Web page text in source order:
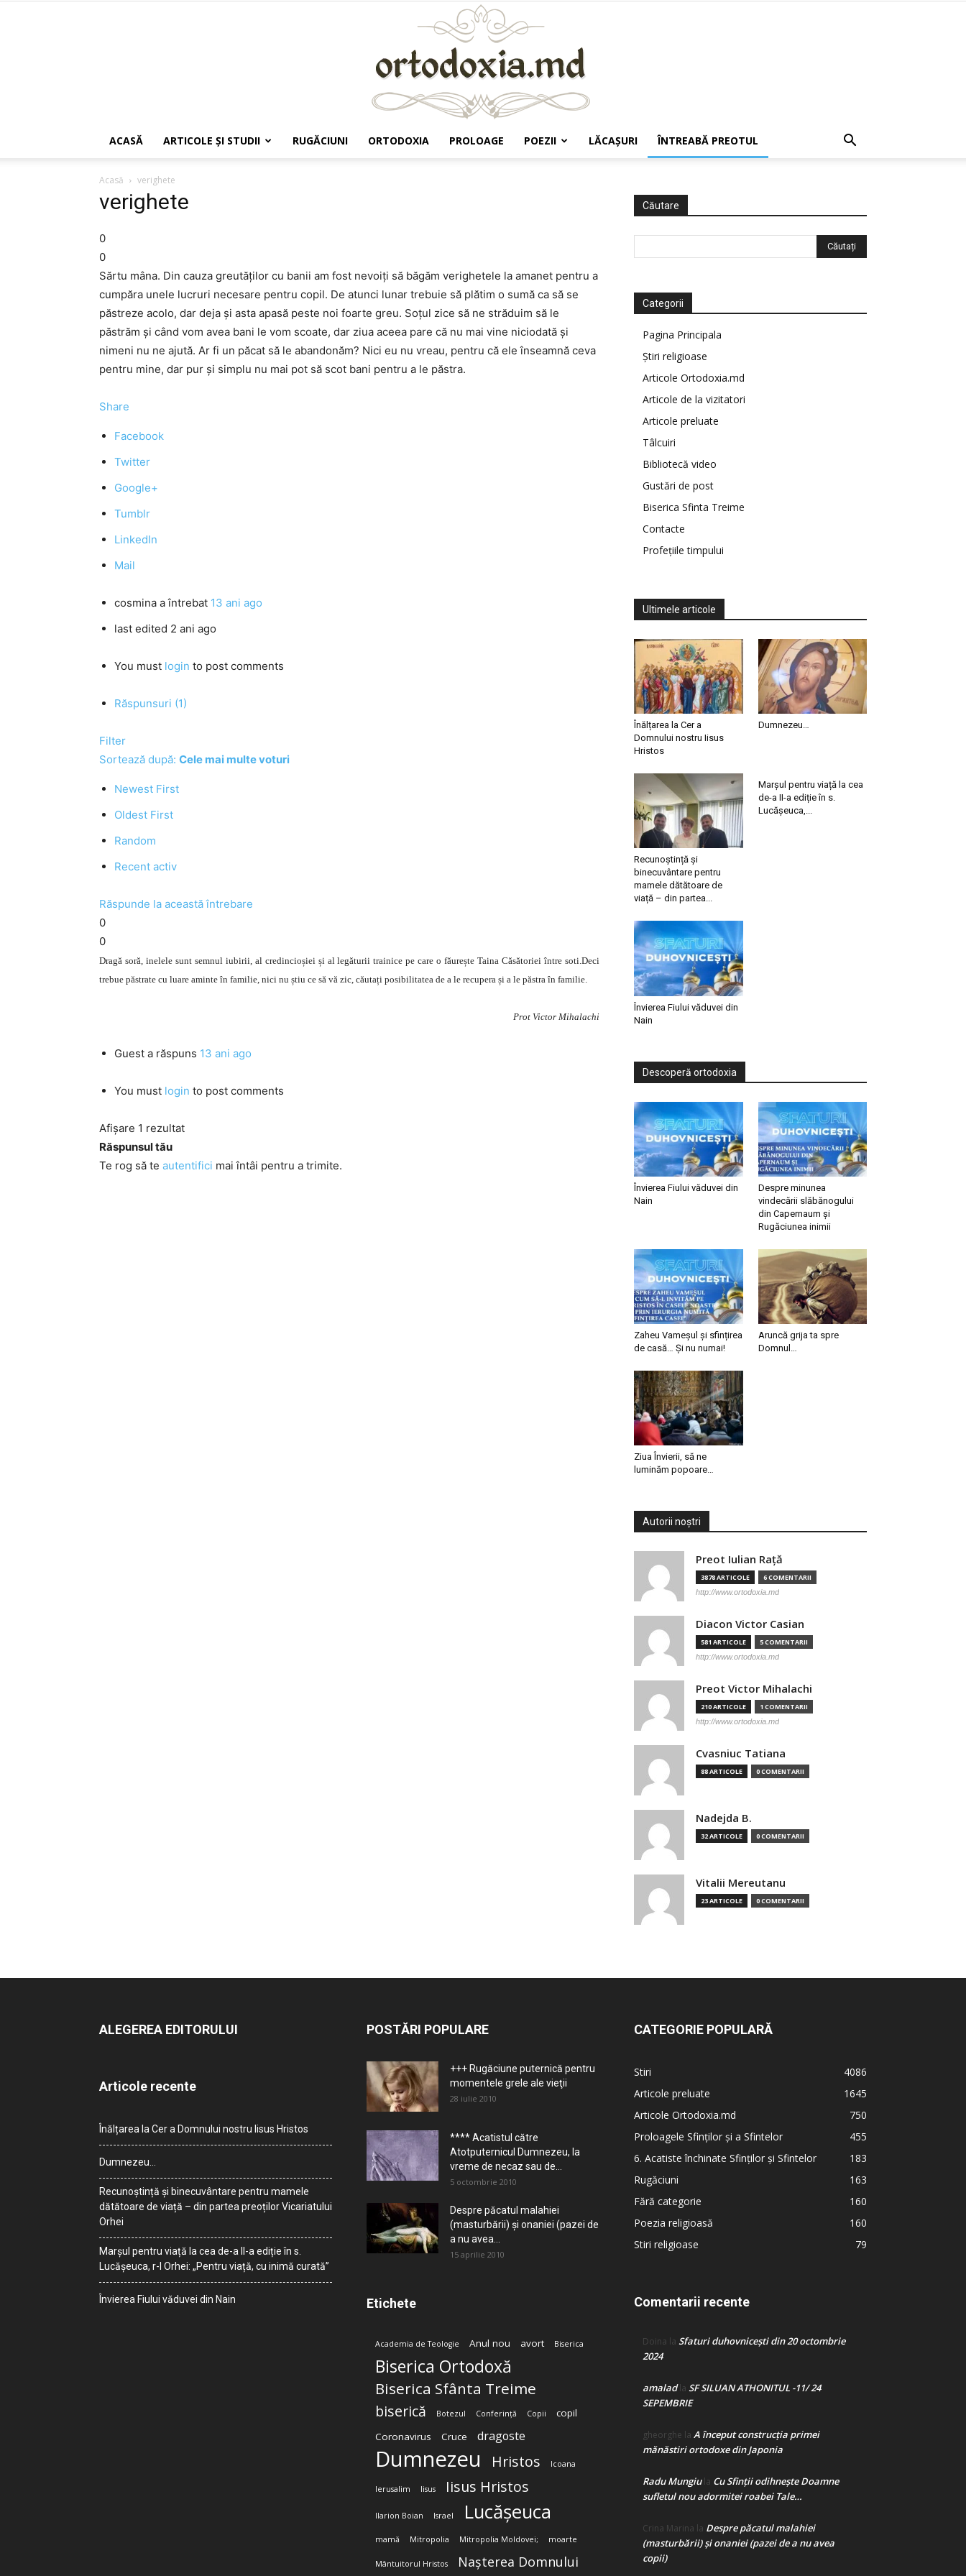
ACASĂ ARTICOLE ŞI STUDII RUGĂCIUNI ORTODOXIA PROLOAGE POEZII LĂCAŞURI ÎNTREABĂ PREOTUL
Acasă verighete
verighete
0
0
Sărtu mâna. Din cauza greutăților cu banii am fost nevoiți să băgăm verighetele la amanet pentru a
cumpăra unele lucruri necesare pentru copil. De atunci lunar trebuie să plătim o sumă ca să se
păstreze acolo, dar deja și asta apasă peste noi foarte greu. Soțul zice să ne străduim să le
păstrăm și când vom avea bani le vom scoate, dar ziua aceea pare că nu mai vine niciodată și
nimeni nu ne ajută. Ar fi un păcat să le abandonăm? Nici eu nu vreau, pentru că ele înseamnă ceva
pentru mine, dar pur și simplu nu mai pot să scot bani pentru a le păstra.
Share
Facebook
Twitter
Google+
Tumblr
LinkedIn
Mail
cosmina a întrebat 13 ani ago
last edited 2 ani ago
You must login to post comments
Răspunsuri (1)
Filter
Sortează după: Cele mai multe voturi
Newest First
Oldest First
Random
Recent activ
Răspunde la această întrebare
0
0
Dragă soră, inelele sunt semnul iubirii, al credincioșiei și al legăturii trainice pe care o făurește Taina Căsătoriei între soti.Deci
trebue păstrate cu luare aminte în familie, nici nu știu ce să vă zic, căutați posibilitatea de a le recupera și a le păstra în familie.
Prot Victor Mihalachi
Guest a răspuns 13 ani ago
You must login to post comments
Afișare 1 rezultat
Răspunsul tău
Te rog să te autentifici mai întâi pentru a trimite.
Căutare
Categorii
Pagina Principala
Știri religioase
Articole Ortodoxia.md
Articole de la vizitatori
Articole preluate
Tâlcuiri
Bibliotecă video
Gustări de post
Biserica Sfinta Treime
Contacte
Profețiile timpului
Ultimele articole
Înălțarea la Cer a
Domnului nostru Iisus
Hristos
Dumnezeu…
Recunoștință și
binecuvântare pentru
mamele dătătoare de
viață – din partea...
Marșul pentru viață la cea
de-a II-a ediție în s.
Lucășeuca,...
Învierea Fiului văduvei din
Nain
Descoperă ortodoxia
Învierea Fiului văduvei din
Nain
Despre minunea
vindecării slăbănogului
din Capernaum și
Rugăciunea inimii
Zaheu Vameșul și sfințirea
de casă… Și nu numai!
Aruncă grija ta spre
Domnul…
Ziua Învierii, să ne
luminăm popoare…
Autorii noștri
Preot Iulian Raţă
3878 ARTICOLE 6 COMENTARII
http://www.ortodoxia.md
Diacon Victor Casian
581 ARTICOLE 5 COMENTARII
http://www.ortodoxia.md
Preot Victor Mihalachi
210 ARTICOLE 1 COMENTARII
http://www.ortodoxia.md
Cvasniuc Tatiana
88 ARTICOLE 0 COMENTARII
Nadejda B.
32 ARTICOLE 0 COMENTARII
Vitalii Mereutanu
23 ARTICOLE 0 COMENTARII
ALEGEREA EDITORULUI
Articole recente
Înălțarea la Cer a Domnului nostru Iisus Hristos
Dumnezeu…
Recunoștință și binecuvântare pentru mamele
dătătoare de viață – din partea preoților Vicariatului
Orhei
Marșul pentru viață la cea de-a II-a ediție în s.
Lucășeuca, r-l Orhei: „Pentru viață, cu inimă curată”
Învierea Fiului văduvei din Nain
POSTĂRI POPULARE
+++ Rugăciune puternică pentru
momentele grele ale vieţii
28 iulie 2010
**** Acatistul către
Atotputernicul Dumnezeu, la
vreme de necaz sau de...
5 octombrie 2010
Despre păcatul malahiei
(masturbării) şi onaniei (pazei de
a nu avea...
15 aprilie 2010
Etichete
Academia de Teologie Anul nou avort Biserica
Biserica Ortodoxă
Biserica Sfânta Treime
biserică Botezul Conferință Copii
copil
Coronavirus
Cruce dragoste
Dumnezeu Hristos Icoana
Ierusalim Iisus Iisus Hristos
Ilarion Boian Israel Lucășeuca
mamă Mitropolia Mitropolia Moldovei; moarte
Mântuitorul Hristos Nașterea Domnului
CATEGORIE POPULARĂ
Stiri
4086
Articole preluate
1645
Articole Ortodoxia.md
750
Proloagele Sfinților și a Sfintelor
455
6. Acatiste închinate Sfinților și Sfintelor
183
Rugăciuni
163
Fără categorie
160
Poezia religioasă
160
Stiri religioase
79
Comentarii recente
Doina la Sfaturi duhovnicești din 20 octombrie
2024
amaladla SF SILUAN ATHONITUL -11/ 24
SEPEMBRIE
gheorghe la A început construcţia primei
mănăstiri ortodoxe din Japonia
Radu Mungiula Cu Sfinții odihnește Doamne
sufletul nou adormitei roabei Tale…
Crina Marina la Despre păcatul malahiei
(masturbării) şi onaniei (pazei de a nu avea
copii)